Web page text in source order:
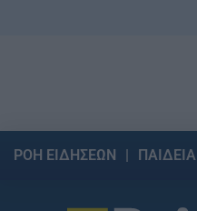
ΡΟΗ ΕΙΔΗΣΕΩΝ ΠΑΙΔΕΙΑ